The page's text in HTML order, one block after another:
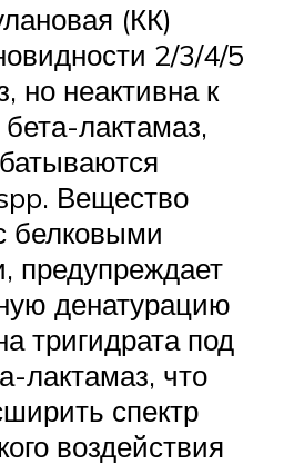
(КК)
2/3/4/5
но неактивна к
лактамаз,
Вещество
белковыми
предупреждает
денатурацию
тригидрата под
лактамаз, что
спектр
воздействия